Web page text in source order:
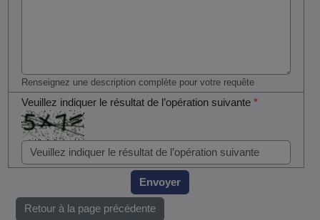
Renseignez une description complète pour votre requête
Veuillez indiquer le résultat de l’opération suivante*
Envoyer
Retour à la page précédente